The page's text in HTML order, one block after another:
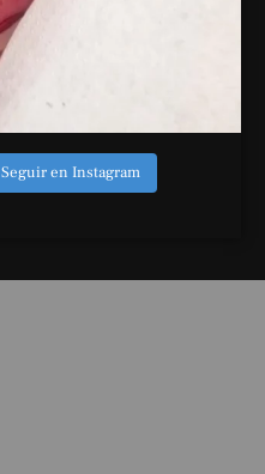
Seguir en Instagram